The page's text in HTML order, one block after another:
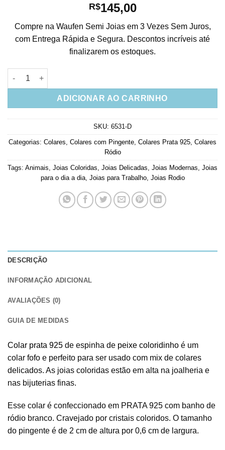
R$145,00
Compre na Waufen Semi Joias em 3 Vezes Sem Juros,
com Entrega Rápida e Segura. Descontos incríveis até
finalizarem os estoques.
Colar Prata 925 De Espinha De Peixe Coloridinho quantidade
ADICIONAR AO CARRINHO
SKU: 6531-D
Categorias: Colares Colares com Pingente Colares Prata 925 Colares
Ródio
Tags: Animais Joias Coloridas Joias Delicadas Joias Modernas Joias
para o dia a dia, Joias para Trabalho, Joias Rodio
DESCRIÇÃO
INFORMAÇÃO ADICIONAL
AVALIAÇÕES (0)
GUIA DE MEDIDAS
Colar prata 925 de espinha de peixe coloridinho é um
colar fofo e perfeito para ser usado com mix de colares
delicados. As joias coloridas estão em alta na joalheria e
nas bijuterias finas.
Esse colar é confeccionado em PRATA 925 com banho de
ródio branco. Cravejado por cristais coloridos. O tamanho
do pingente é de 2 cm de altura por 0,6 cm de largura.